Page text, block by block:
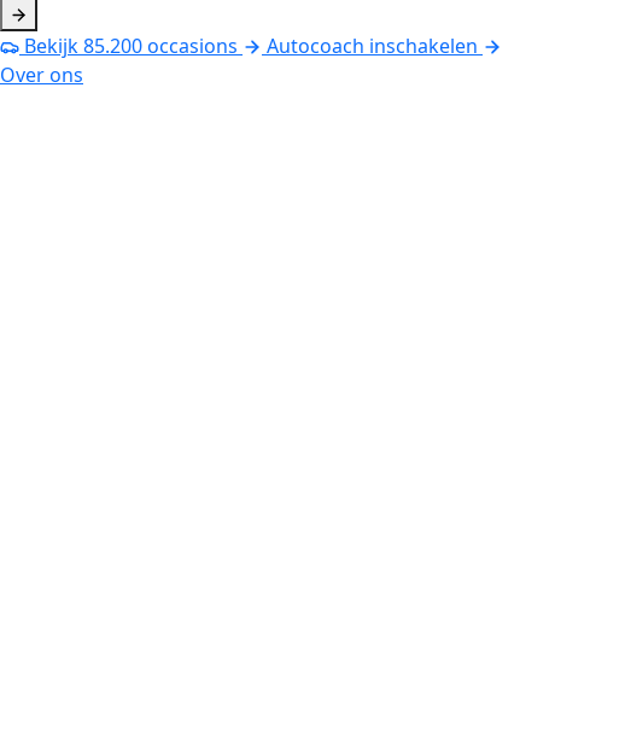
Bekijk85.200occasions
Autocoach inschakelen
Over ons